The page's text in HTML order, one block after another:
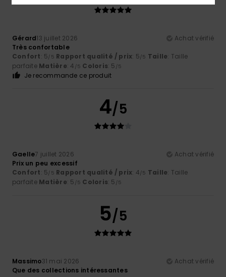
Gérard13 juillet 2026
Achat vérifié
Très confortable
Confort: 5/5 Rapport qualité / prix: 5/5 Taille: Taille
parfaite Matière: 4 /5 Coloris: 5 /5
Je recommande ce produit
4/5
Gaelle7 juillet 2026
Achat vérifié
Prix un peu excessif
Confort: 5/5 Rapport qualité / prix: 4/5 Taille: Taille
parfaite Matière: 5 /5 Coloris: 5 /5
5/5
Massimo31 mai 2026
Achat vérifié
Que des collections intéressantes